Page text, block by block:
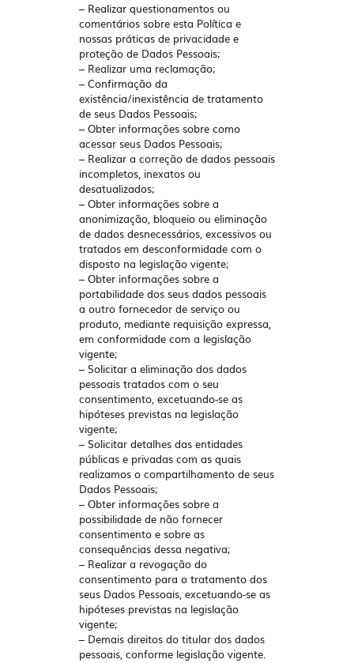
– Realizar questionamentos ou
comentários sobre esta Política e
nossas práticas de privacidade e
proteção de Dados Pessoais;
– Realizar uma reclamação;
– Confirmação da
existência/inexistência de tratamento
de seus Dados Pessoais;
– Obter informações sobre como
acessar seus Dados Pessoais;
– Realizar a correção de dados pessoais
incompletos, inexatos ou
desatualizados;
– Obter informações sobre a
anonimização, bloqueio ou eliminação
de dados desnecessários, excessivos ou
tratados em desconformidade com o
disposto na legislação vigente;
– Obter informações sobre a
portabilidade dos seus dados pessoais
a outro fornecedor de serviço ou
produto, mediante requisição expressa,
em conformidade com a legislação
vigente;
– Solicitar a eliminação dos dados
pessoais tratados com o seu
consentimento, excetuando-se as
hipóteses previstas na legislação
vigente;
– Solicitar detalhes das entidades
públicas e privadas com as quais
realizamos o compartilhamento de seus
Dados Pessoais;
– Obter informações sobre a
possibilidade de não fornecer
consentimento e sobre as
consequências dessa negativa;
– Realizar a revogação do
consentimento para o tratamento dos
seus Dados Pessoais, excetuando-se as
hipóteses previstas na legislação
vigente;
– Demais direitos do titular dos dados
pessoais, conforme legislação vigente.